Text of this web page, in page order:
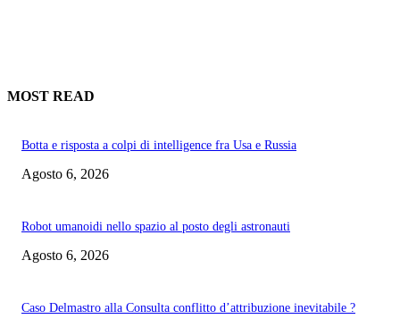
MOST READ
Botta e risposta a colpi di intelligence fra Usa e Russia
Agosto 6, 2026
Robot umanoidi nello spazio al posto degli astronauti
Agosto 6, 2026
Caso Delmastro alla Consulta conflitto d’attribuzione inevitabile ?